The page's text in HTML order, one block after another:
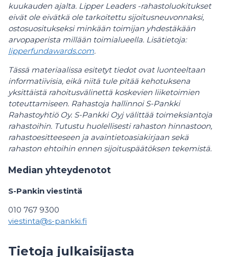
kuukauden ajalta. Lipper Leaders -rahastoluokitukset
eivät ole eivätkä ole tarkoitettu sijoitusneuvonnaksi,
ostosuositukseksi minkään toimijan yhdestäkään
arvopaperista millään toimialueella. Lisätietoja:
lipperfundawards.com.
Tässä materiaalissa esitetyt tiedot ovat luonteeltaan
informatiivisia, eikä niitä tule pitää kehotuksena
yksittäistä rahoitusvälinettä koskevien liiketoimien
toteuttamiseen. Rahastoja hallinnoi S-Pankki
Rahastoyhtiö Oy. S-Pankki Oyj välittää toimeksiantoja
rahastoihin. Tutustu huolellisesti rahaston hinnastoon,
rahastoesitteeseen ja avaintietoasiakirjaan sekä
rahaston ehtoihin ennen sijoituspäätöksen tekemistä.
Median yhteydenotot
S-Pankin viestintä
010 767 9300
viestinta@s-pankki.fi
Tietoja julkaisijasta